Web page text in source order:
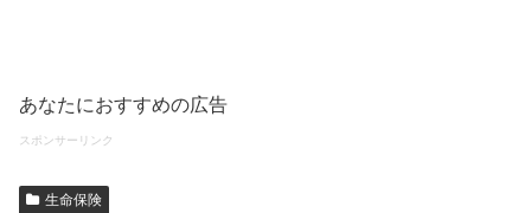
あなたにおすすめの広告
スポンサーリンク
生命保険